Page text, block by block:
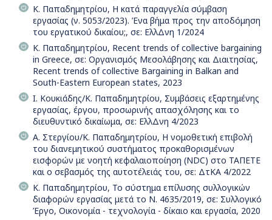
Κ. Παπαδημητρίου, Η κατά παραγγελία σύμβαση
εργασίας (ν. 5053/2023). Ένα βήμα προς την αποδόμηση
του εργατικού δικαίου;, σε: ΕλλΔνη 1/2024
Κ. Παπαδημητρίου, Recent trends of collective bargaining
in Greece, σε: Οργανισμός Μεσολάβησης και Διαιτησίας,
Recent trends of collective Bargaining in Balkan and
South-Eastern European states, 2023
Ι. Κουκιάδης/Κ. Παπαδημητρίου, Συμβάσεις εξαρτημένης
εργασίας, έργου, προσωρινής απασχόλησης και το
διευθυντικό δικαίωμα, σε: ΕλλΔνη 4/2023
Α. Στεργίου/Κ. Παπαδημητρίου, Η νομοθετική επιβολή
του διανεμητικού συστήματος προκαθορισμένων
εισφορών με νοητή κεφαλαιοποίηση (NDC) στο ΤΑΠΕΤΕ
και ο σεβασμός της αυτοτέλειάς του, σε: ΔτΚΑ 4/2022
Κ. Παπαδημητρίου, Το σύστημα επίλυσης συλλογικών
διαφορών εργασίας μετά το Ν. 4635/2019, σε: Συλλογικό
Έργο, Οικονομία - τεχνολογία - δίκαιο και εργασία, 2020